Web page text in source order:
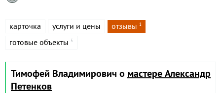
карточка услуги и цены отзывы 1
готовые объекты 5
Тимофей Владимирович о мастере Александр
Петенков